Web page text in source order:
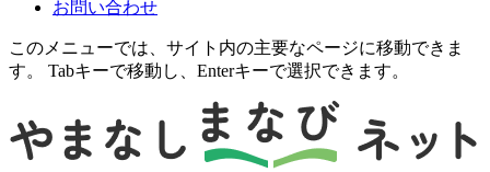
お問い合わせ
このメニューでは、サイト内の主要なページに移動できま
す。 Tabキーで移動し、Enterキーで選択できます。